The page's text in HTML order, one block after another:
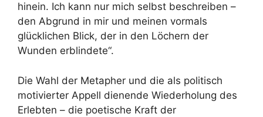
hinein. Ich kann nur mich selbst beschreiben –
den Abgrund in mir und meinen vormals
glücklichen Blick, der in den Löchern der
Wunden erblindete“.
Die Wahl der Metapher und die als politisch
motivierter Appell dienende Wiederholung des
Erlebten – die poetische Kraft der